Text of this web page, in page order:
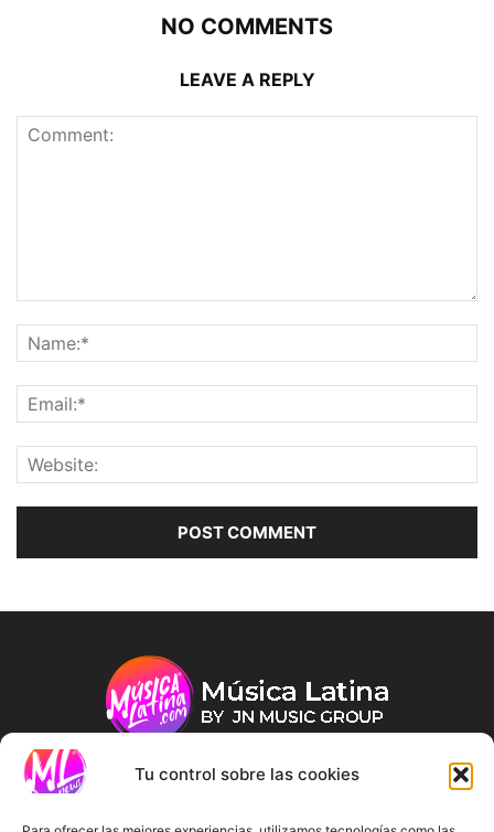
Tu control sobre las cookies
NO COMMENTS
LEAVE A REPLY